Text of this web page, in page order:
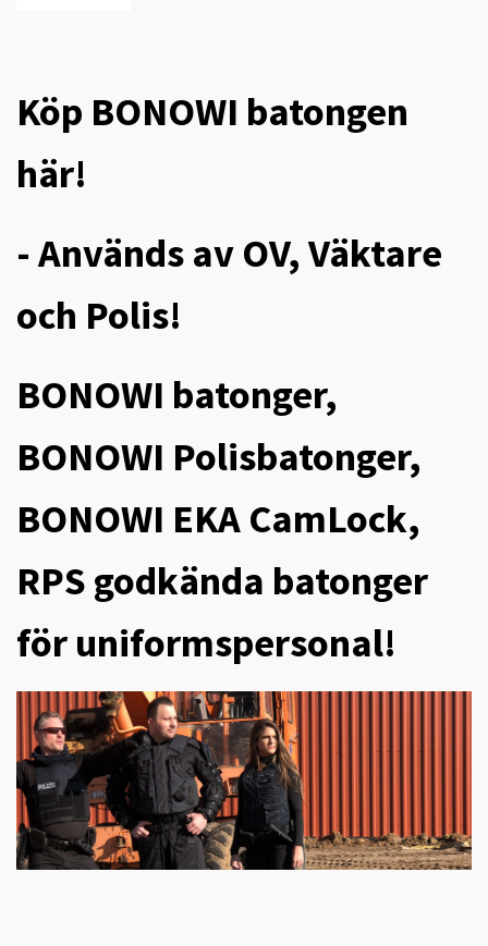
Köp BONOWI batongen
här!
- Används av OV, Väktare
och Polis!
BONOWI batonger,
BONOWI Polisbatonger,
BONOWI EKA CamLock,
RPS godkända batonger
för uniformspersonal!